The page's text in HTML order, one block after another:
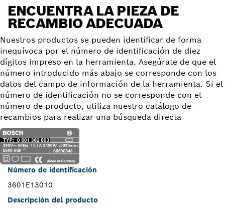
ENCUENTRA LA PIEZA DE
RECAMBIO ADECUADA
Nuestros productos se pueden identificar de forma
inequívoca por el número de identificación de diez
dígitos impreso en la herramienta. Asegúrate de que el
número introducido más abajo se corresponde con los
datos del campo de información de la herramienta. Si el
número de identificación no se corresponde con el
número de producto, utiliza nuestro catálogo de
recambios para realizar una búsqueda directa
Número de identificación
3601E13010
Descripción del producto